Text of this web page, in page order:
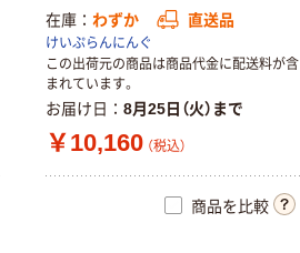
在庫 わずか 直送品
けいぷらんにんぐ
この出荷元の商品は商品代金に配送料が含
まれています。
お届け日 8月25日（火）まで
￥10,160 （税込）
商品を比較